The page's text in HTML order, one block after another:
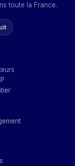
toute la France.